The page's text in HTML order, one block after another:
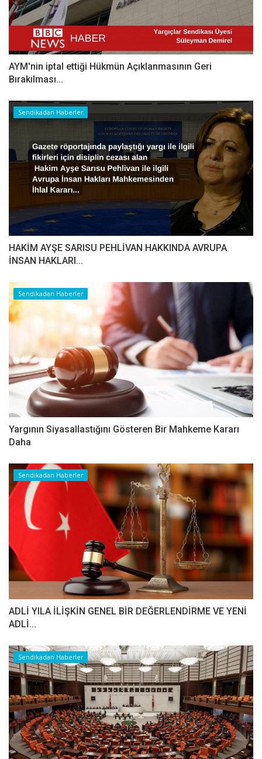
AYM'nin iptal ettiği Hükmün Açıklanmasının Geri
Bırakılması...
Sendikadan Haberler
HAKİM AYŞE SARISU PEHLİVAN HAKKINDA AVRUPA
İNSAN HAKLARI...
Sendikadan Haberler
Yargının Siyasallastığını Gösteren Bir Mahkeme Kararı
Daha
Sendikadan Haberler
ADLİ YILA İLİŞKİN GENEL BİR DEĞERLENDİRME VE YENİ
ADLİ...
Sendikadan Haberler